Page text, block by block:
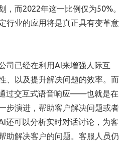
，而2022年这一比例仅为50%。
行业的应用将是真正具有变革意
司已经在利用AI来增强人际互
、以及提升解决问题的效率。而
过交互式语音响应——也就是在
步演进，帮助客户解决问题或者
还可以分析实时对话讨论，为客
助解决客户的问题。客服人员仍